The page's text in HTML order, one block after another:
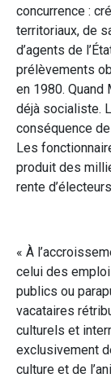
concurrence :
territoriaux, de
d’agents de
prélèvements
en 1980.
déjà socialiste.
conséquence
Les
produit des
rente
« À
celui des
publics ou
vacataires
culturels et
exclusivement
culture et de